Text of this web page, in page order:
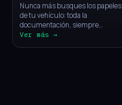
Nunca más busques los papeles
de tu vehículo: toda la
documentación, siempre
disponible con un solo toque.
Ver más →